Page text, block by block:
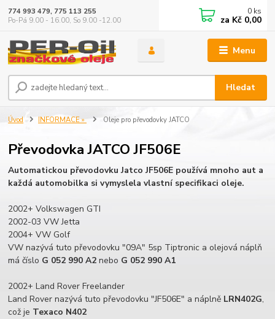
Menu
Hledat
774 993 479, 775 113 255
Po-Pá 9.00 - 16.00, So 9.00 -12.00
0 ks
za Kč 0,00
Úvod INFORMACE » Oleje pro převodovky JATCO
Převodovka JATCO JF506E
Automatickou převodovku Jatco JF506E používá mnoho aut a
každá automobilka si vymyslela vlastní specifikaci oleje.
2002+ Volkswagen GTI
2002-03 VW Jetta
2004+ VW Golf
VW nazývá tuto převodovku "09A" 5sp Tiptronic a olejová náplň
má číslo G 052 990 A2 nebo G 052 990 A1
2002+ Land Rover Freelander
Land Rover nazývá tuto převodovku "JF506E" a náplně LRN402G,
což je Texaco N402